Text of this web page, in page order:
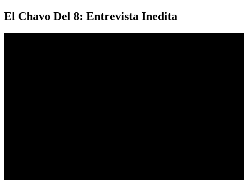
El Chavo Del 8: Entrevista Inedita